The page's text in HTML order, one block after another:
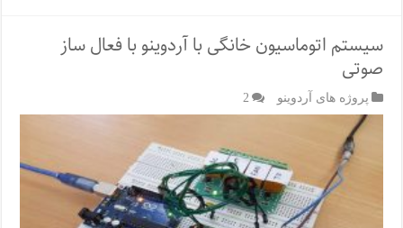
سیستم اتوماسیون خانگی با آردوینو با فعال ساز
صوتی
پروژه های آردوینو 2